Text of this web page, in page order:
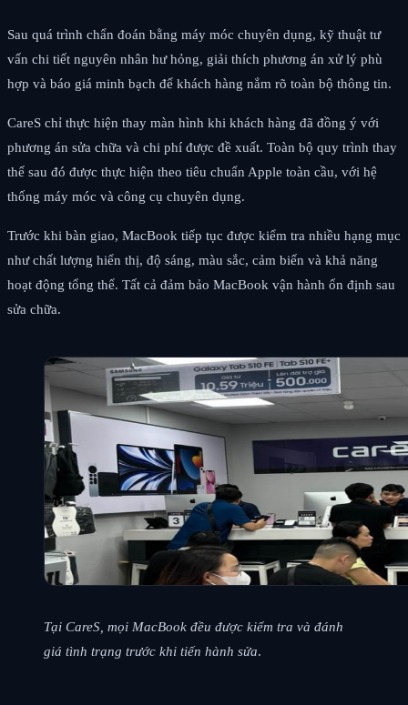
Sau quá trình chẩn đoán bằng máy móc chuyên dụng, kỹ thuật tư
vấn chi tiết nguyên nhân hư hỏng, giải thích phương án xử lý phù
hợp và báo giá minh bạch để khách hàng nắm rõ toàn bộ thông tin.
CareS chỉ thực hiện thay màn hình khi khách hàng đã đồng ý với
phương án sửa chữa và chi phí được đề xuất. Toàn bộ quy trình thay
thế sau đó được thực hiện theo tiêu chuẩn Apple toàn cầu, với hệ
thống máy móc và công cụ chuyên dụng.
Trước khi bàn giao, MacBook tiếp tục được kiểm tra nhiều hạng mục
như chất lượng hiển thị, độ sáng, màu sắc, cảm biến và khả năng
hoạt động tổng thể. Tất cả đảm bảo MacBook vận hành ổn định sau
sửa chữa.
Tại CareS, mọi MacBook đều được kiểm tra và đánh
giá tình trạng trước khi tiến hành sửa.